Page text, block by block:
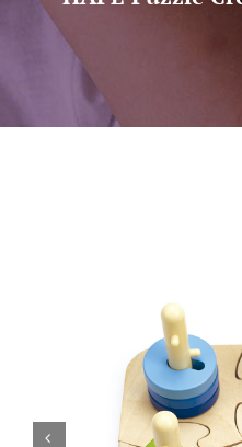
Sobre nosotros
